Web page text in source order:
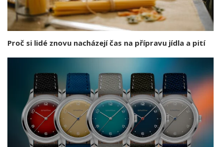
Proč si lidé znovu nacházejí čas na přípravu jídla a pití